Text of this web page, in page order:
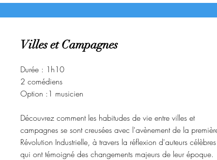
Villes et Campagnes
Durée : 1h10
2 comédiens
Option :1 musicien
Découvrez comment les habitudes de vie entre villes et
campagnes se sont creusées avec l'avènement de la
Révolution Industrielle, à travers la réflexion d'auteurs célèbres
qui ont témoigné des changements majeurs de leur époque.